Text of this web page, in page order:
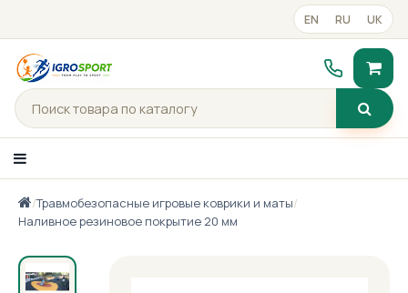
EN RU UK
Каталог товаров
Портфолио
/Травмобезопасные игровые коврики и маты/
Наливное резиновое покрытие 20 мм